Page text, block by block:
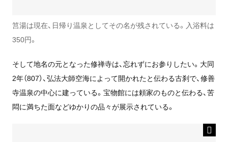
筥湯は現在、日帰り温泉としてその名が残されている。入浴料は
350円。
そして地名の元となった修禅寺は、忘れずにお参りしたい。大同
2年（807）、弘法大師空海によって開かれたと伝わる古刹で、修善
寺温泉の中心に建っている。宝物館には頼家のものと伝わる、苦
悶に満ちた面などゆかりの品々が展示されている。